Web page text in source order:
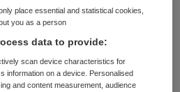
DIENSTVERBAND
Fulltime
place essential and statistical cookies,
you as a person
data to provide:
scan device characteristics for
information on a device. Personalised
and content measurement, audience